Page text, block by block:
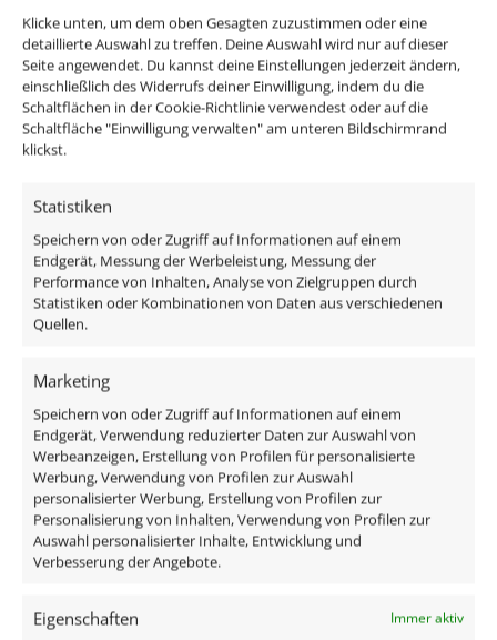
Klicke unten, um dem oben Gesagten zuzustimmen oder eine
detaillierte Auswahl zu treffen. Deine Auswahl wird nur auf dieser
Seite angewendet. Du kannst deine Einstellungen jederzeit ändern,
einschließlich des Widerrufs deiner Einwilligung, indem du die
Schaltflächen in der Cookie-Richtlinie verwendest oder auf die
Schaltfläche "Einwilligung verwalten" am unteren Bildschirmrand
klickst.
Statistiken
Speichern von oder Zugriff auf Informationen auf einem
Endgerät, Messung der Werbeleistung, Messung der
Performance von Inhalten, Analyse von Zielgruppen durch
Statistiken oder Kombinationen von Daten aus verschiedenen
Quellen.
Marketing
Speichern von oder Zugriff auf Informationen auf einem
Endgerät, Verwendung reduzierter Daten zur Auswahl von
Werbeanzeigen, Erstellung von Profilen für personalisierte
Werbung, Verwendung von Profilen zur Auswahl
personalisierter Werbung, Erstellung von Profilen zur
Personalisierung von Inhalten, Verwendung von Profilen zur
Auswahl personalisierter Inhalte, Entwicklung und
Verbesserung der Angebote.
Eigenschaften Immer aktiv
Lieferzeit:1-3 Tage
LED-Einbaustrahler GU10
| 230V | DIMMBAR | 7W
| 93 Cri | Aluminium |
weiß | rund
ab26,49€
inkl. MwSt. zzgl.Versandkosten
Lieferzeit:1-3 Tage
Bad LED-Einbaustrahler
anthrazites Aluminium
120° Milchglas rund 90
ab33,99
inkl. MwSt. zzgl.